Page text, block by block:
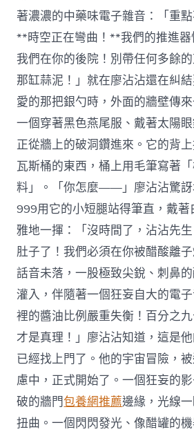
著濃濃的中藥味電子雜音：「重
**時空正在彎曲！**我們的推進器
我們在你的後院！別帶任何多餘
那缸蒜泥！」就在廖沾沾還在糾
愛的那把銀勺時，外面的牆壁傳
一個穿著黑色燕尾服、戴著太陽
正從牆上的破洞鑽進來。它的背
瓦斯桶的東西，桶上用毛筆寫著
料」。「你怎麼——」廖沾沾驚訝
999用它的小短腿站得筆直，戴著
雅地一揮：「沒時間了，沾沾先
肚子了！我們必須在你被醋酸離子
話音未落，一股極致尖銳、刺鼻
灌入，伴隨著一個狂妄自大的電
裡的醬油比例嚴重失衡！百分之
才是真理！」廖沾沾知道，這是
已經找上門了。他的宇宙冒險，
慮中，正式開始了。一個狂妄的
破的牆門包養網推薦邊緣，光線
扭曲。一個閃閃發光、像醋罐的